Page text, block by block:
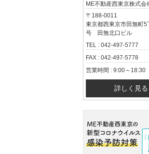
ME不動産西東京株式会
〒188-0011
東京都西東京市田無町5
号 田無北口ビル
TEL : 042-497-5777
FAX : 042-497-5778
営業時間 : 9:00～18:30
詳しく見る